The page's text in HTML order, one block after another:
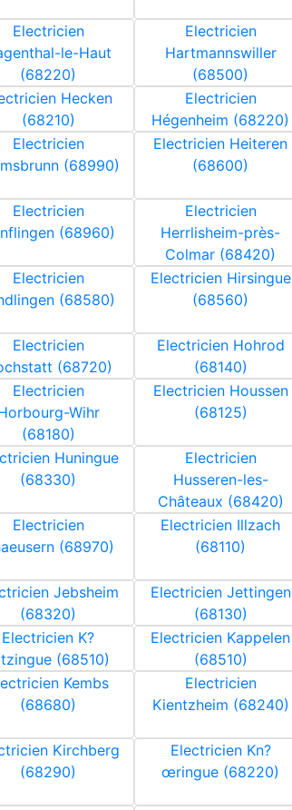
Electricien
le-Haut
(68220)
Electricien
Hartmannswiller
(68500)
Hecken
(68210)
Electricien
Hégenheim (68220)
Electricien
(68990)
Electricien Heiteren
(68600)
Electricien
(68960)
Electricien
Herrlisheim-près-
Colmar (68420)
Electricien
(68580)
Electricien Hirsingue
(68560)
Electricien
(68720)
Electricien Hohrod
(68140)
Electricien
Wihr
(68180)
Electricien Houssen
(68125)
Huningue
(68330)
Electricien
Husseren-les-
Châteaux (68420)
Electricien
(68970)
Electricien Illzach
(68110)
Jebsheim
(68320)
Electricien Jettingen
(68130)
Electricien K?
(68510)
Electricien Kappelen
(68510)
Kembs
(68680)
Electricien
Kientzheim (68240)
Kirchberg
(68290)
Electricien Kn?
œringue (68220)